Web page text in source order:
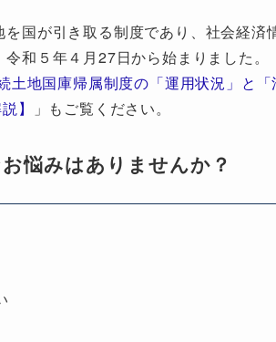
を国が引き取る制度であり、社会経済
和５年４月27日から始まりました。
土地国庫帰属制度の「運用状況」と
】
」もご覧ください。
悩みはありませんか？